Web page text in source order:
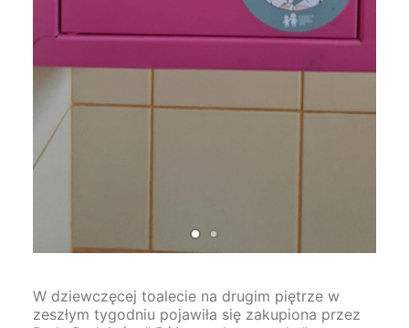
W dziewczęcej toalecie na drugim piętrze w
zeszłym tygodniu pojawiła się zakupiona przez